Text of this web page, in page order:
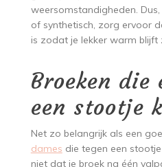
weersomstandigheden.
of synthetisch, zorg ervoor
is zodat je lekker warm
Broeken die
een stootje
Net zo belangrijk als een
dames die tegen een
niet dat je broek na één